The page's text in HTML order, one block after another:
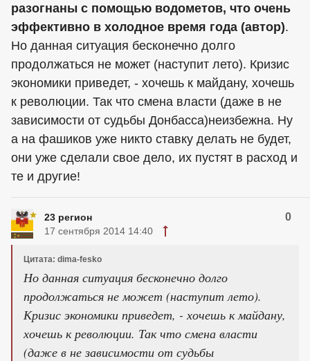
разогнаны с помощью водометов, что очень
эффективно в холодное время года (автор).
Но данная ситуация бесконечно долго
продолжаться не может (наступит лето). Кризис
экономики приведет, - хочешь к майдану, хочешь
к революции. Так что смена власти (даже в не
зависимости от судьбы Донбасса)неизбежна. Ну
а на фашиков уже никто ставку делать не будет,
они уже сделали свое дело, их пустят в расход и
те и другие!
23 регион 0
17 сентября 2014 14:40
Цитата: dima-fesko
Но данная ситуация бесконечно долго
продолжаться не может (наступит лето).
Кризис экономики приведет, - хочешь к майдану,
хочешь к революции. Так что смена власти
(даже в не зависимости от судьбы